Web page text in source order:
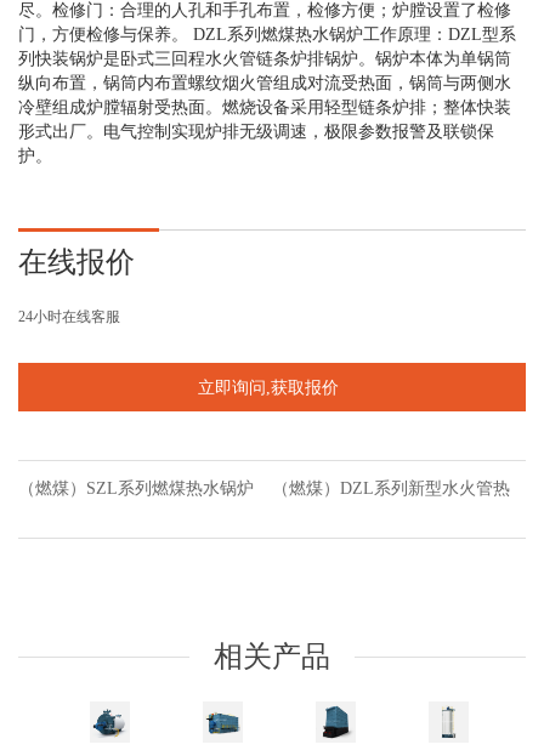
尽。检修门：合理的人孔和手孔布置，检修方便；炉膛设置了检修
门，方便检修与保养。 DZL系列燃煤热水锅炉工作原理：DZL型系
列快装锅炉是卧式三回程水火管链条炉排锅炉。锅炉本体为单锅筒
纵向布置，锅筒内布置螺纹烟火管组成对流受热面，锅筒与两侧水
冷壁组成炉膛辐射受热面。燃烧设备采用轻型链条炉排；整体快装
形式出厂。电气控制实现炉排无级调速，极限参数报警及联锁保
护。
在线报价
24小时在线客服
（燃煤）SZL系列燃煤热水锅炉 （燃煤）DZL系列新型水火管热
水锅炉
相关产品